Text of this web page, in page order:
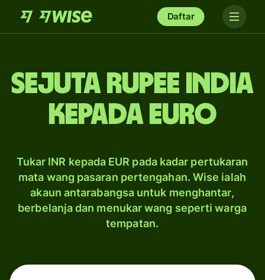
Daftar
sejuta rupee India
kepada Euro
Tukar INR kepada EUR pada kadar pertukaran
mata wang pasaran pertengahan. Wise ialah
akaun antarabangsa untuk menghantar,
berbelanja dan menukar wang seperti warga
tempatan.